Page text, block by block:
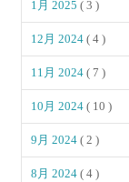
1月 2025( 3 )
12月 2024( 4 )
11月 2024( 7 )
10月 2024( 10 )
9月 2024( 2 )
8月 2024( 4 )